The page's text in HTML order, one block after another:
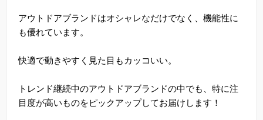
アウトドアブランドはオシャレなだけでなく、機能性に
も優れています。
快適で動きやすく見た目もカッコいい。
トレンド継続中のアウトドアブランドの中でも、特に注
目度が高いものをピックアップしてお届けします！